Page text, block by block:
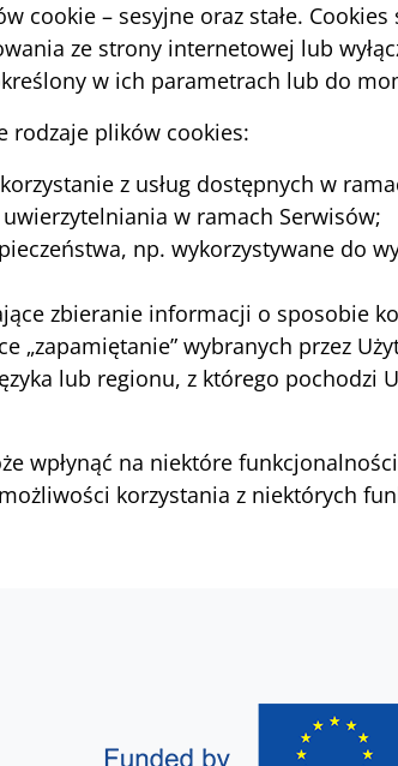
cookie – sesyjne oraz stałe.
ze strony internetowej lub
w ich parametrach lub do
rodzaje plików cookies:
z usług dostępnych w
w ramach Serwisów;
np. wykorzystywane do
zbieranie informacji o sposobie
„zapamiętanie” wybranych przez
lub regionu, z którego pochodzi
wpłynąć na niektóre
korzystania z niektórych